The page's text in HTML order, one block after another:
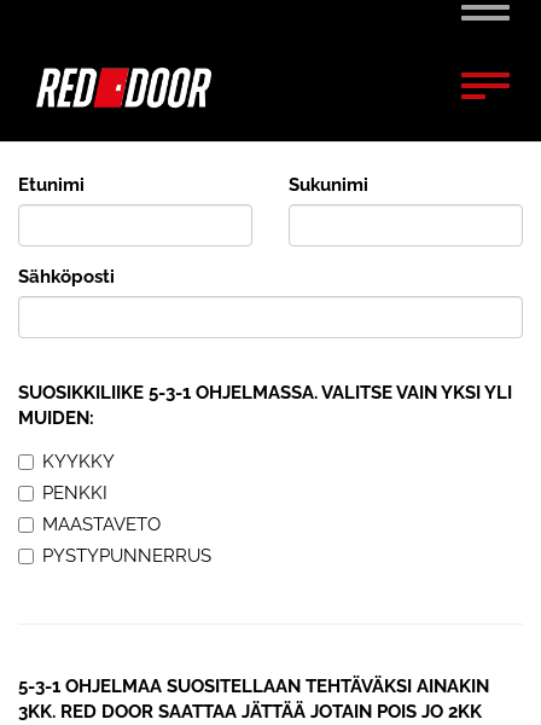
Etunimi Sukunimi
Sähköposti
SUOSIKKILIIKE 5-3-1 OHJELMASSA. VALITSE VAIN YKSI YLI
MUIDEN:
KYYKKY
PENKKI
MAASTAVETO
PYSTYPUNNERRUS
5-3-1 OHJELMAA SUOSITELLAAN TEHTÄVÄKSI AINAKIN
3KK. RED DOOR SAATTAA JÄTTÄÄ JOTAIN POIS JO 2KK